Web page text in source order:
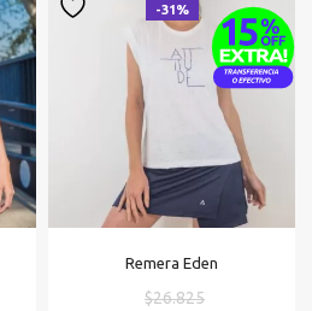
-31%
Remera Eden
$26.825El